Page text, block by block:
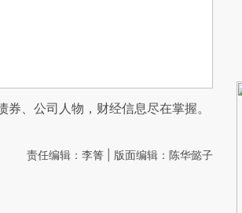
券、公司人物，财经信息尽在掌握。
责任编辑：李箐 | 版面编辑：陈华懿子